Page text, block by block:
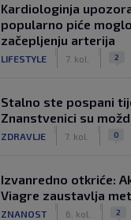
Kardiologinja
popularno piće
začepljenju arterija
LIFESTYLE 7. kol. 2
Stalno ste pospani
Znanstvenici su
ZDRAVLJE 7. kol. 0
Izvanredno otkriće:
Viagre zaustavlja
ZNANOST 6. kol. 2